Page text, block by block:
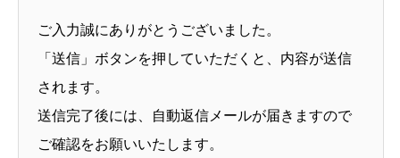
ご入力誠にありがとうございました。
「送信」ボタンを押していただくと、内容が送信
されます。
送信完了後には、自動返信メールが届きますので
ご確認をお願いいたします。